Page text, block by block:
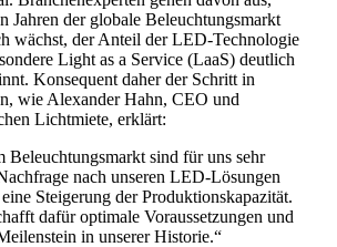
Jahren der globale Beleuchtungsmarkt
wächst, der Anteil der LED-Technologie
Light as a Service (LaaS) deutlich
Konsequent daher der Schritt in
wie Alexander Hahn, CEO und
Lichtmiete, erklärt:
Beleuchtungsmarkt sind für uns sehr
nach unseren LED-Lösungen
Steigerung der Produktionskapazität.
dafür optimale Voraussetzungen und
in unserer Historie.“